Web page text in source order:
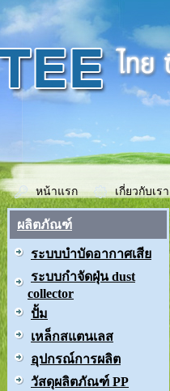
หน้าแรก เกี่ยวกับเรา
ผลิตภัณฑ์
ระบบบำบัดอากาศเสีย
ระบบกำจัดฝุ่น dust
collector
ปั้ม
เหล็กสแตนเลส
อุปกรณ์การผลิต
วัสดุผลิตภัณฑ์ PP